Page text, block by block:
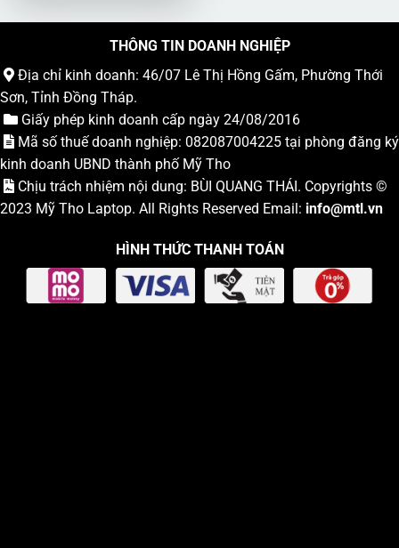
THÔNG TIN DOANH NGHIỆP
Địa chỉ kinh doanh: 46/07 Lê Thị Hồng Gấm, Phường Thới
Sơn, Tỉnh Đồng Tháp.
Giấy phép kinh doanh cấp ngày 24/08/2016
Mã số thuế doanh nghiệp: 082087004225 tại phòng đăng ký
kinh doanh UBND thành phố Mỹ Tho
Chịu trách nhiệm nội dung: BÙI QUANG THÁI. Copyrights ©
2023 Mỹ Tho Laptop. All Rights Reserved Email: info@mtl.vn
HÌNH THỨC THANH TOÁN